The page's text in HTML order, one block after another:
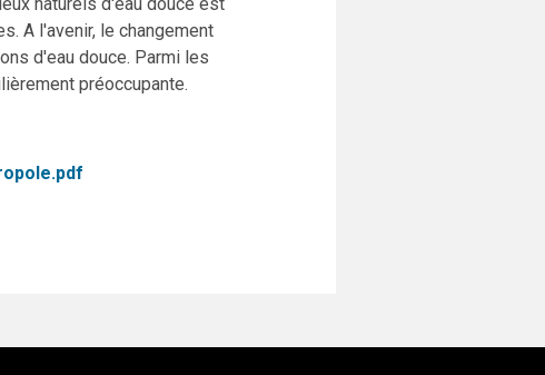
A l'avenir, le changement
d'eau douce. Parmi les
préoccupante.